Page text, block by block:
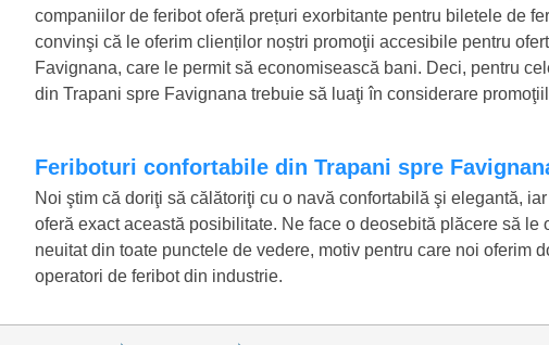
companiilor de feribot oferă prețuri exorbitante pentru biletele de
convinşi că le oferim clienților noștri promoţii accesibile pentru
Favignana, care le permit să economisească bani. Deci, pentru
din Trapani spre Favignana trebuie să luaţi în considerare
Feriboturi confortabile din Trapani spre
Noi ştim că doriţi să călătoriţi cu o navă confortabilă şi elegantă,
oferă exact această posibilitate. Ne face o deosebită plăcere să
neuitat din toate punctele de vedere, motiv pentru care noi oferim
operatori de feribot din industrie.